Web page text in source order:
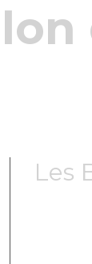
Les